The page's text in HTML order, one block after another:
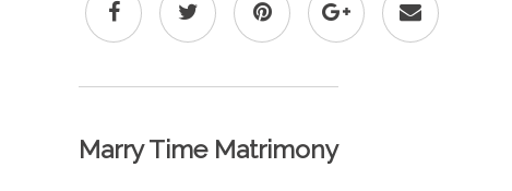
Marry Time Matrimony